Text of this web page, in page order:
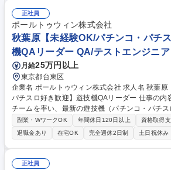
■テスト実施：ゲームの挙動確認。特に格闘ゲー
ユーザビリティを意識したテストが求められます
バグを開発チームに報告し、修正と再テストを
内容はその他労働条件の備考欄を参照 募集職種 格闘ゲームが好きな未経
験者歓迎【大阪】開発品質管理課 格闘ゲームテス
正社員
ポールトゥウィン株式会社
秋葉原【未経験OK/パチンコ・パチ
機QAリーダー QA/テストエンジニア
月給25万円以上
東京都台東区
企業名 ポールトゥウィン株式会社 求人名 秋葉原【未経験OK/パチンコ・
パチスロ好き歓迎】遊技機QAリーダー 仕事の内容 10名～50名規模の精鋭
チームを率い、最新の遊技機（パチンコ・パチ
が、設計通り、かつ「最高に面白い状態」で動作
です。 【具体的なミッション】■プロジェクトの設計・提案■攻めのプロ
ジェクト管理■分析と付加価値の提供■チームマ
入社後はまず、実際の筐体に触れながらテスタ
メントQA特有のルーティンや実務知識を習得し
副業・WワークOK 年間休日120日以上 資格取得
退職金あり
在宅OK 完全週休2日制 土日祝休み
正社員